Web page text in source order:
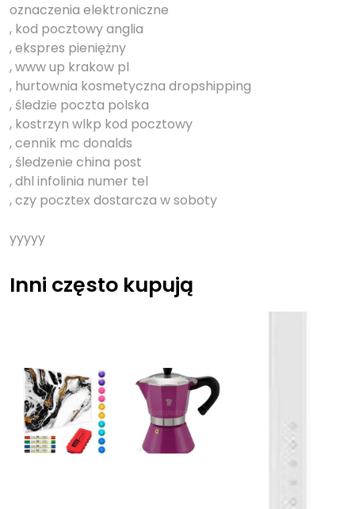
oznaczenia elektroniczne
, kod pocztowy anglia
, ekspres pieniężny
, www up krakow pl
, hurtownia kosmetyczna dropshipping
, śledzie poczta polska
, kostrzyn wlkp kod pocztowy
, cennik mc donalds
, śledzenie china post
, dhl infolinia numer tel
, czy pocztex dostarcza w soboty
yyyyy
Inni często kupują